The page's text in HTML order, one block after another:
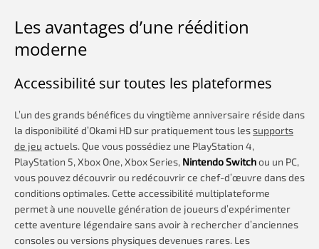
Les avantages d’une réédition
moderne
Accessibilité sur toutes les plateformes
L’un des grands bénéfices du vingtième anniversaire réside dans
la disponibilité d’Okami HD sur pratiquement tous lessupports
de jeu actuels. Que vous possédiez une PlayStation 4,
PlayStation 5, Xbox One, Xbox Series, Nintendo Switchou un PC,
vous pouvez découvrir ou redécouvrir ce chef-d’œuvre dans des
conditions optimales. Cette accessibilité multiplateforme
permet à une nouvelle génération de joueurs d’expérimenter
cette aventure légendaire sans avoir à rechercher d’anciennes
consoles ou versions physiques devenues rares. Les